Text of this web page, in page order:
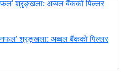
श्रृङ्खला: अब्बल बैंकको पिल्लर